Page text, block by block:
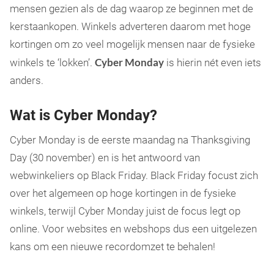
mensen gezien als de dag waarop ze beginnen met de
kerstaankopen. Winkels adverteren daarom met hoge
kortingen om zo veel mogelijk mensen naar de fysieke
winkels te ‘lokken’. Cyber Monday is hierin nét even iets
anders.
Wat is Cyber Monday?
Cyber Monday is de eerste maandag na Thanksgiving
Day (30 november) en is het antwoord van
webwinkeliers op Black Friday. Black Friday focust zich
over het algemeen op hoge kortingen in de fysieke
winkels, terwijl Cyber Monday juist de focus legt op
online. Voor websites en webshops dus een uitgelezen
kans om een nieuwe recordomzet te behalen!